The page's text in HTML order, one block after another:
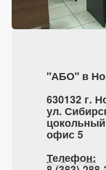
"АБО" в
630132 г.
ул.
офис 5
Телефон: